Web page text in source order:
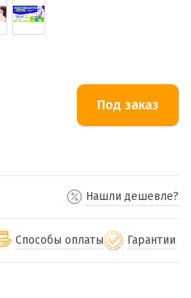
Нашли дешевле?
Способы оплаты Гарантии